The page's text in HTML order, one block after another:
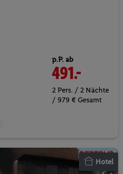
p.P. ab
491.-
2 Pers. / 2 Nächte
/ 979 € Gesamt
Hotel